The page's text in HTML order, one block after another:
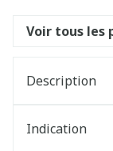
Voir tous les
Description
Indication